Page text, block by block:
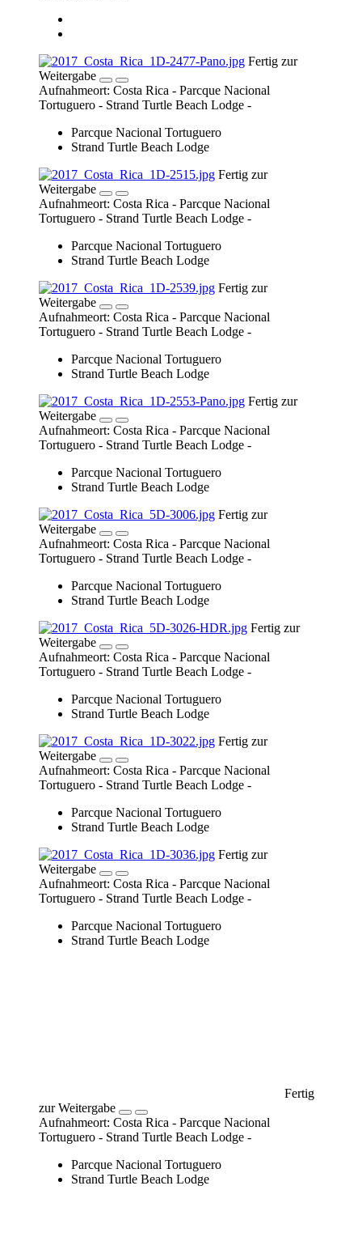
Fertig zur
Weitergabe
Aufnahmeort: Costa Rica - Parcque Nacional
Tortuguero - Strand Turtle Beach Lodge -
Parcque Nacional Tortuguero
Strand Turtle Beach Lodge
Fertig zur
Weitergabe
Aufnahmeort: Costa Rica - Parcque Nacional
Tortuguero - Strand Turtle Beach Lodge -
Parcque Nacional Tortuguero
Strand Turtle Beach Lodge
Fertig zur
Weitergabe
Aufnahmeort: Costa Rica - Parcque Nacional
Tortuguero - Strand Turtle Beach Lodge -
Parcque Nacional Tortuguero
Strand Turtle Beach Lodge
Fertig zur
Weitergabe
Aufnahmeort: Costa Rica - Parcque Nacional
Tortuguero - Strand Turtle Beach Lodge -
Parcque Nacional Tortuguero
Strand Turtle Beach Lodge
Fertig zur
Weitergabe
Aufnahmeort: Costa Rica - Parcque Nacional
Tortuguero - Strand Turtle Beach Lodge -
Parcque Nacional Tortuguero
Strand Turtle Beach Lodge
Fertig zur
Weitergabe
Aufnahmeort: Costa Rica - Parcque Nacional
Tortuguero - Strand Turtle Beach Lodge -
Parcque Nacional Tortuguero
Strand Turtle Beach Lodge
Fertig zur
Weitergabe
Aufnahmeort: Costa Rica - Parcque Nacional
Tortuguero - Strand Turtle Beach Lodge -
Parcque Nacional Tortuguero
Strand Turtle Beach Lodge
Fertig zur
Weitergabe
Aufnahmeort: Costa Rica - Parcque Nacional
Tortuguero - Strand Turtle Beach Lodge -
Parcque Nacional Tortuguero
Strand Turtle Beach Lodge